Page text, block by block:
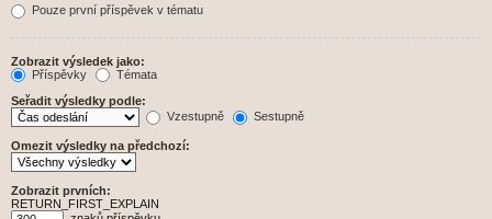
Pouze první příspěvek v tématu
Zobrazit výsledek jako:
Příspěvky
Témata
Seřadit výsledky podle:
Vzestupně
Sestupně
Omezit výsledky na předchozí:
Zobrazit prvních:
RETURN_FIRST_EXPLAIN